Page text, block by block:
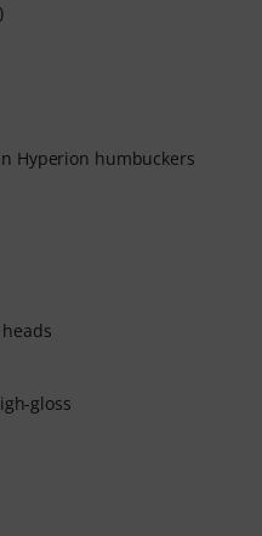
Hyperion humbuckers
gloss